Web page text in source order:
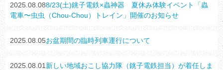
2025.08.088/23(土)銚子電鉄×蟲神器 夏休み体験イベント「蟲
電車〜虫虫（Chou-Chou）トレイン」開催のお知らせ
2025.08.05お盆期間の臨時列車運行について
2025.08.01 新しい地域おこし協力隊（銚子電鉄担当）が着任しま